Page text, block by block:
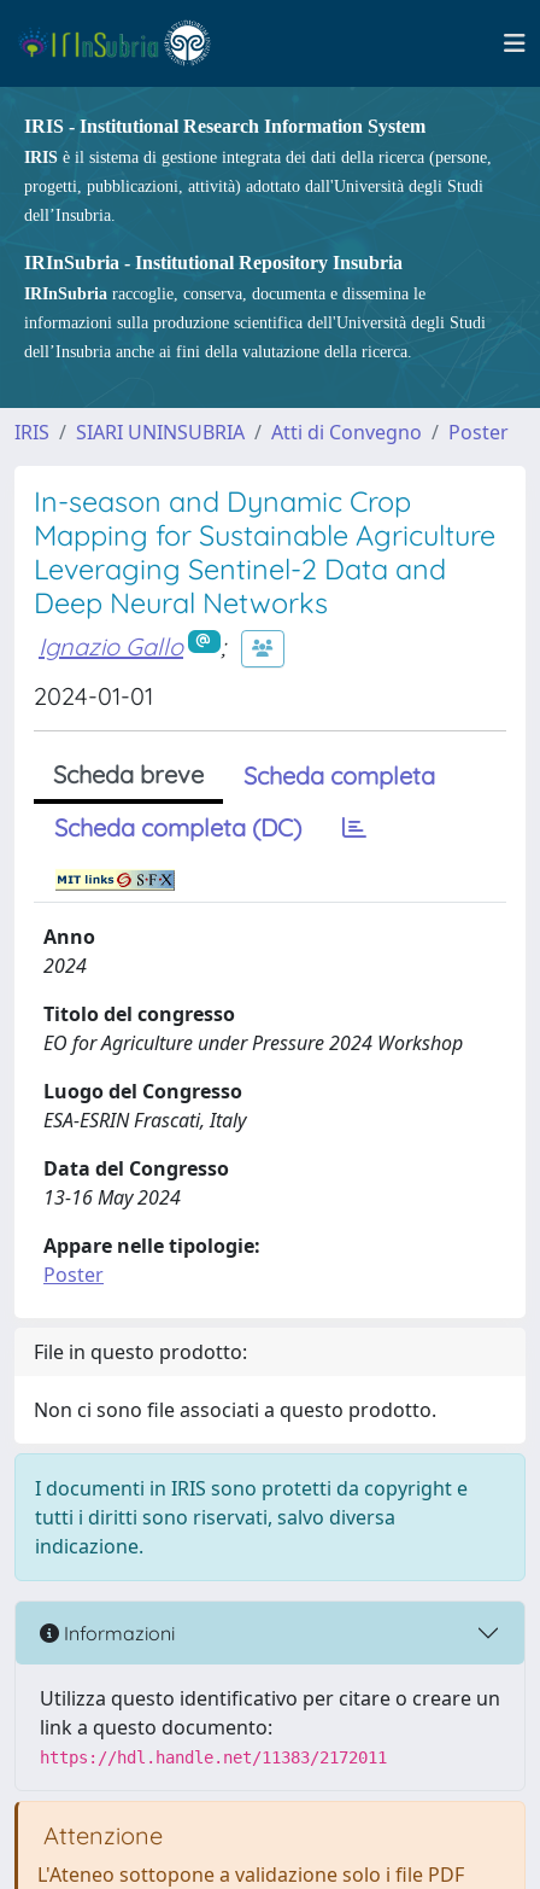
IRIS - Institutional Research Information System
IRIS è il sistema di gestione integrata dei dati della ricerca (persone,
progetti, pubblicazioni, attività) adottato dall'Università degli Studi
dell’Insubria.
IRInSubria - Institutional Repository Insubria
IRInSubria raccoglie, conserva, documenta e dissemina le
informazioni sulla produzione scientifica dell'Università degli Studi
dell’Insubria anche ai fini della valutazione della ricerca.
IRIS SIARI UNINSUBRIA Atti di Convegno Poster
In-season and Dynamic Crop
Mapping for Sustainable Agriculture
Leveraging Sentinel-2 Data and
Deep Neural Networks
Ignazio Gallo
;
2024-01-01
Scheda breve
Scheda completa
Scheda completa (DC)
Anno
2024
Titolo del congresso
EO for Agriculture under Pressure 2024 Workshop
Luogo del Congresso
ESA-ESRIN Frascati, Italy
Data del Congresso
13-16 May 2024
Appare nelle tipologie:
Poster
File in questo prodotto:
Non ci sono file associati a questo prodotto.
I documenti in IRIS sono protetti da copyright e
tutti i diritti sono riservati, salvo diversa
indicazione.
Informazioni
Utilizza questo identificativo per citare o creare un
link a questo documento:
https://hdl.handle.net/11383/2172011
Attenzione
L'Ateneo sottopone a validazione solo i file PDF